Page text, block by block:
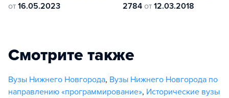
от 16.05.2023
2784 от 12.03.2018
Смотрите также
Вузы Нижнего Новгорода, Вузы Нижнего Новгорода по
направлению «программирование», Исторические вузы